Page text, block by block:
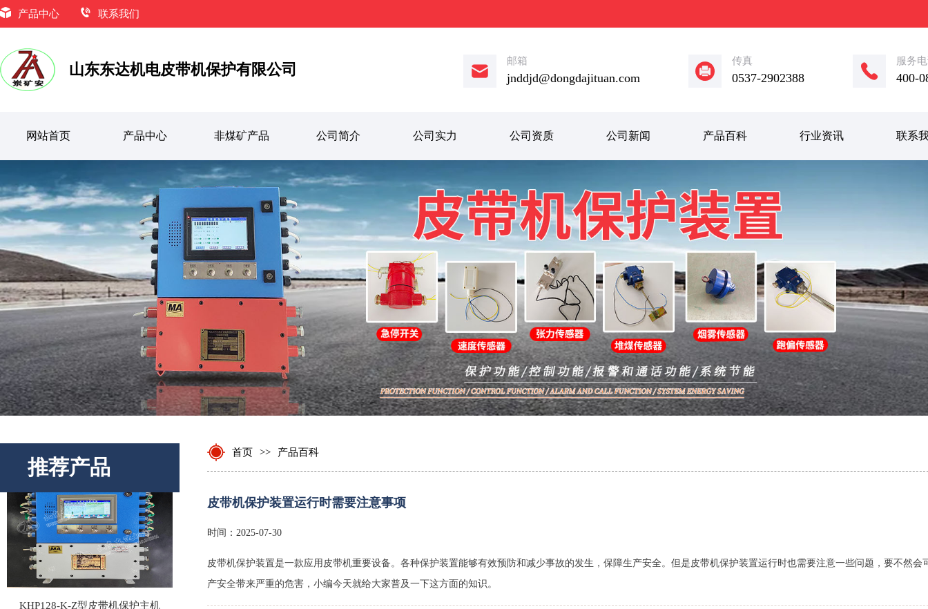
产品中心 联系我们
山东东达机电皮带机保护有限公司 邮箱
jnddjd@dongdajituan.com
传真
0537-2902388
服务
400-
网站首页 产品中心 非煤矿产品 公司简介 公司实力 公司资质 公司新闻 产品百科 行业资讯 联系
推荐产品
皮带保护装置
KHP128-K-Z型皮带机保护主机
首页 >> 产品百科
皮带机保护装置运行时需要注意事项
时间：2025-07-30
皮带机保护装置是一款应用皮带机重要设备。各种保护装置能够有效预防和减少事故的发生，保障生产安全。但是皮带机保护装置运行时也需要注意一些问题，要不然会
产安全带来严重的危害，小编今天就给大家普及一下这方面的知识。